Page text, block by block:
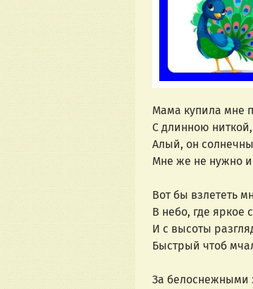
Мама купила мне
С длинною
Алый, он
Мне же не нужно
Вот бы взлететь
В небо, где яркое
И с высоты
Быстрый чтоб
За белоснежными